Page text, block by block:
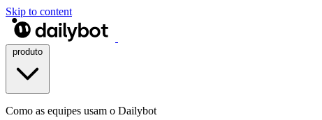
Skip to content
Como as equipes usam o Dailybot